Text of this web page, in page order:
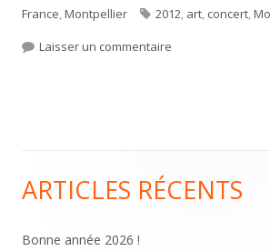
le
France,Montpellier Étiquettes
2012, art, concert,
Laisser un commentaire
Colonne
principale
ARTICLES RÉCENTS
Bonne année 2026 !